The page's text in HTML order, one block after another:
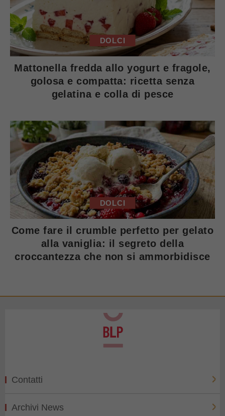
DOLCI
Mattonella fredda allo yogurt e fragole,
golosa e compatta: ricetta senza
gelatina e colla di pesce
DOLCI
Come fare il crumble perfetto per gelato
alla vaniglia: il segreto della
croccantezza che non si ammorbidisce
Contatti
Archivi News